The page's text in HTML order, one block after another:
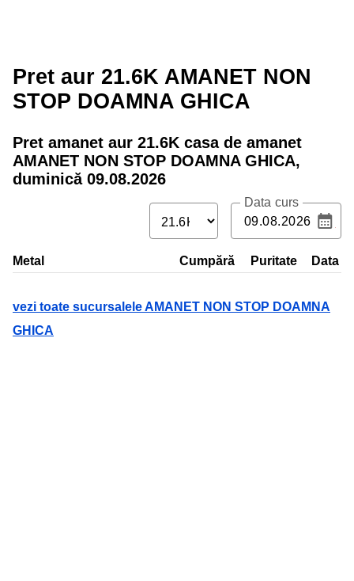
Pret aur 21.6K AMANET NON
STOP DOAMNA GHICA
Pret amanet aur 21.6K casa de amanet
AMANET NON STOP DOAMNA GHICA,
duminică 09.08.2026
Data curs
Metal Puritate
Cumpără Data
vezi toate sucursalele AMANET NON STOP DOAMNA
GHICA